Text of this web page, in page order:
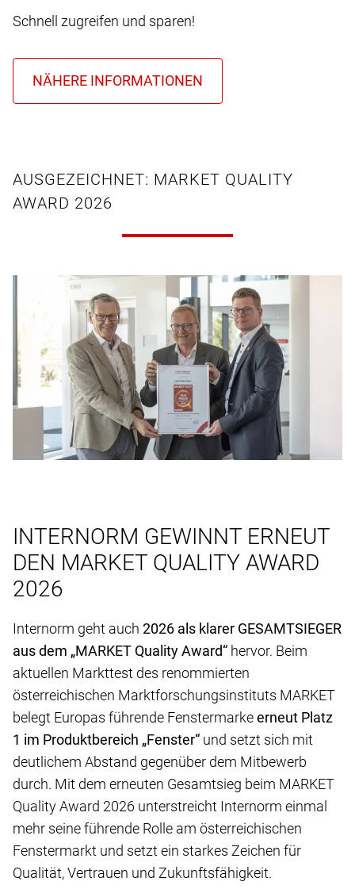
Schnell zugreifen und sparen!
AUSGEZEICHNET: MARKET QUALITY
AWARD 2026
INTERNORM GEWINNT ERNEUT
DEN MARKET QUALITY AWARD
2026
Internorm geht auch 2026 als klarer GESAMTSIEGER
aus dem „MARKET Quality Award“ hervor. Beim
aktuellen Markttest des renommierten
österreichischen Marktforschungsinstituts MARKET
belegt Europas führende Fenstermarkeerneut Platz
1 im Produktbereich „Fenster“ und setzt sich mit
deutlichem Abstand gegenüber dem Mitbewerb
durch. Mit dem erneuten Gesamtsieg beim MARKET
Quality Award 2026 unterstreicht Internorm einmal
mehr seine führende Rolle am österreichischen
Fenstermarkt und setzt ein starkes Zeichen für
Qualität, Vertrauen und Zukunftsfähigkeit.